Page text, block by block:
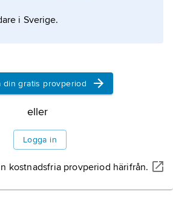
i Sverige.
din gratis provperiod
eller
Logga in
kostnadsfria provperiod härifrån.